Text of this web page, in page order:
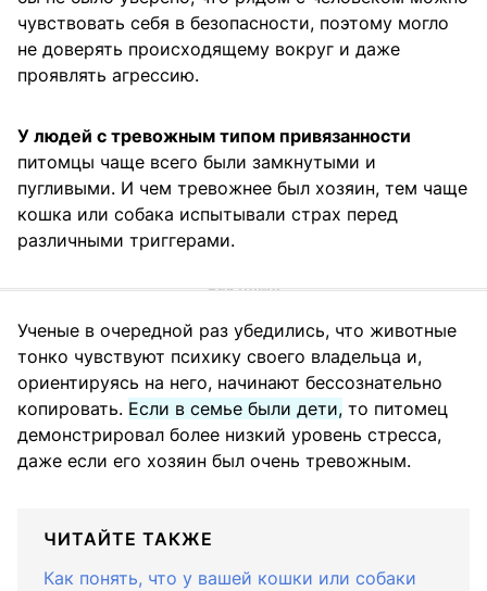
чувствовать себя в безопасности, поэтому могло
не доверять происходящему вокруг и даже
проявлять агрессию.
У людей с тревожным типом привязанности
питомцы чаще всего были замкнутыми и
пугливыми. И чем тревожнее был хозяин, тем чаще
кошка или собака испытывали страх перед
различными триггерами.
Ученые в очередной раз убедились, что животные
тонко чувствуют психику своего владельца и,
ориентируясь на него, начинают бессознательно
копировать. Если в семье были дети, то питомец
демонстрировал более низкий уровень стресса,
даже если его хозяин был очень тревожным.
ЧИТАЙТЕ ТАКЖЕ
Как понять, что у вашей кошки или собаки